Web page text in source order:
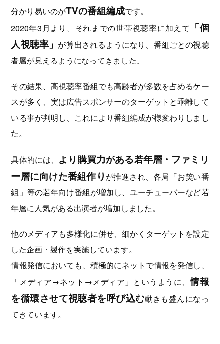
分かり易いのがTVの番組編成です。
2020年3月より、それまでの世帯視聴率に加えて
「個
人視聴率」 が算出されるようになり、番組ごとの視聴
者層が見えるようになってきました。
その結果、高視聴率番組でも高齢者が多数を占めるケー
スが多く、実は広告スポンサーのターゲットと乖離して
いる事が判明し、これにより番組編成が様変わりしまし
た。
具体的には、 より購買力がある若年層・ファミリ
ー層に向けた番組作り が推進され、各局「お笑い番
組」等の若年向け番組が増加し、ユーチューバーなど若
年層に人気がある出演者が増加しました。
他のメディアも多様化に併せ、細かくターゲットを設定
した企画・製作を実施しています。
情報発信においても、積極的にネットで情報を発信し、
「メディア→ネット→メディア」というように、情報
を循環させて視聴者を呼び込む動きも盛んになっ
てきています。